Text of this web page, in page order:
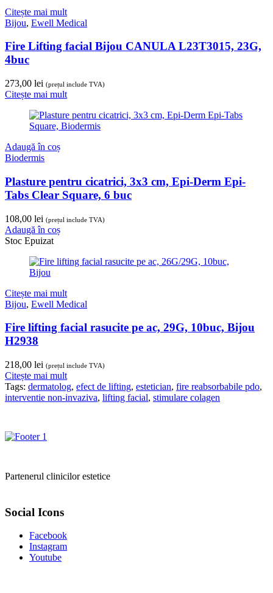
Citește mai mult
Bijou, Ewell Medical
Fire Lifting facial Bijou CANULA L23T3015, 23G,
4buc
273,00 lei (prețul include TVA)
Citește mai mult
Adaugă în coș
Biodermis
Plasture pentru cicatrici, 3x3 cm, Epi-Derm Epi-
Tabs Clear Square, 6 buc
108,00 lei (prețul include TVA)
Adaugă în coș
Stoc Epuizat
Citește mai mult
Bijou, Ewell Medical
Fire lifting facial rasucite pe ac, 29G, 10buc, Bijou
H2938
218,00 lei (prețul include TVA)
Citește mai mult
Tags: dermatolog, efect de lifting, estetician, fire reabsorbabile pdo,
interventie non-invaziva, lifting facial, stimulare colagen
Partenerul clinicilor estetice
Social Icons
Facebook
Instagram
Youtube